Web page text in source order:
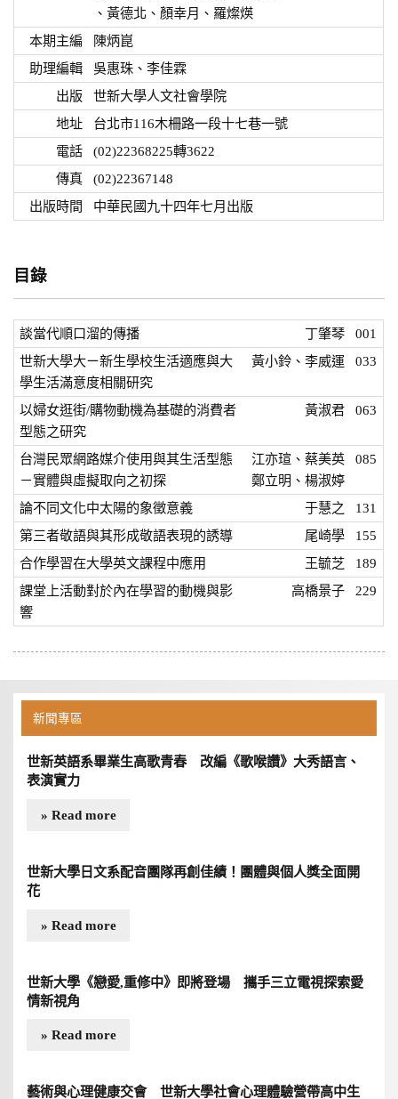
、黃德北、顏幸月、羅燦煐
本期主編
陳炳崑
助理編輯
吳惠珠、李佳霖
出版
世新大學人文社會學院
地址
台北市116木柵路一段十七巷一號
電話
(02)22368225轉3622
傳真
(02)22367148
出版時間
中華民國九十四年七月出版
目錄
談當代順口溜的傳播 丁肇琴
001
世新大學大ㄧ新生學校生活適應與大
學生活滿意度相關研究
黃小鈴、李威運 033
以婦女逛街/購物動機為基礎的消費者
型態之研究
黃淑君 063
台灣民眾網路媒介使用與其生活型態
－實體與虛擬取向之初探
江亦瑄、蔡美英
鄭立明、楊淑婷
085
論不同文化中太陽的象徵意義 于慧之
131
第三者敬語與其形成敬語表現的誘導
尾崎學
155
合作學習在大學英文課程中應用
王毓芝
189
課堂上活動對於內在學習的動機與影
響
高橋景子 229
新聞專區
世新英語系畢業生高歌青春 改編《歌喉讚》大秀語言、
表演實力
» Read more
世新大學日文系配音團隊再創佳績！團體與個人獎全面開
花
» Read more
世新大學《戀愛,重修中》即將登場 攜手三立電視探索愛
情新視角
» Read more
藝術與心理健康交會 世新大學社會心理體驗營帶高中生